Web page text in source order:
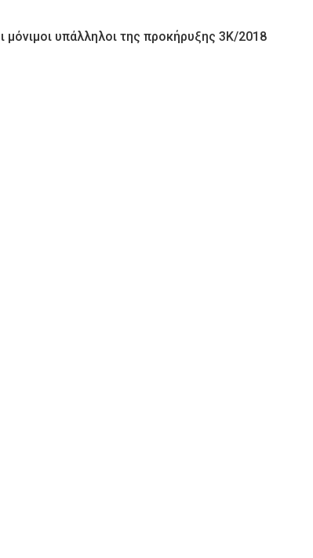
υπάλληλοι της προκήρυξης 3Κ/2018